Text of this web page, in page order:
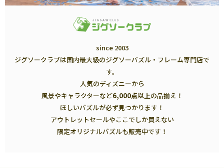
since 2003
ジグソークラブは国内最大級のジグソーパズル・フレーム専門店で
す。
人気のディズニーから
風景やキャラクターなど6,000点以上の品揃え！
ほしいパズルが必ず見つかります！
アウトレットセールやここでしか買えない
限定オリジナルパズルも販売中です！